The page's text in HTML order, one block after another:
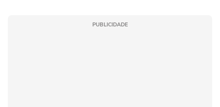
PUBLICIDADE